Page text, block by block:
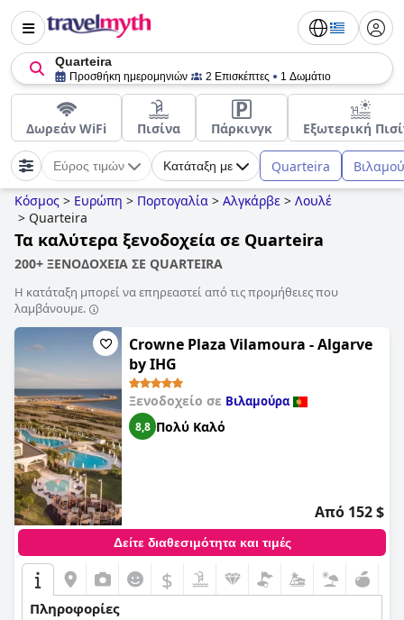
Quarteira
Προσθήκη ημερομηνιών 2 Επισκέπτες 1 Δωμάτιο
Δωρεάν WiFi Πισίνα Πάρκινγκ Εξωτερική
Εύρος τιμών Κατάταξη με Quarteira
Κόσμος > Ευρώπη > Πορτογαλία > Αλγκάρβε > Λουλέ
> Quarteira
Τα καλύτερα ξενοδοχεία σε Quarteira
200+ ΞΕΝΟΔΟΧΕΙΑ ΣΕ QUARTEIRA
Η κατάταξη μπορεί να επηρεαστεί από τις προμήθειες που
λαμβάνουμε.
Crowne Plaza Vilamoura - Algarve
by IHG
Ξενοδοχείο σε Βιλαμούρα
8,8 Πολύ Καλό
Από 152 $
Δείτε διαθεσιμότητα και τιμές
$
Πληροφορίες